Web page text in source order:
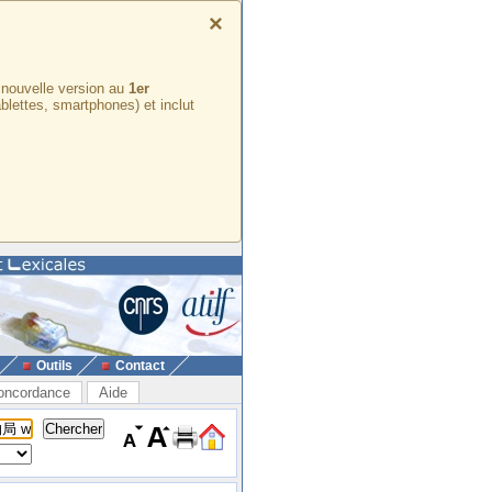
×
version au 1er
smartphones) et inclut
Outils Contact
Aide